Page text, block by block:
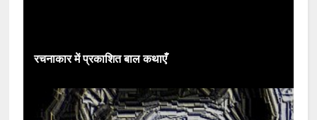
रचनाकार में प्रकाशित बाल कथाएँ